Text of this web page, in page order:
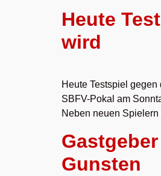
Heute
wird
Heute Testspiel
SBFV-Pokal am
Neben neuen
Gunsten